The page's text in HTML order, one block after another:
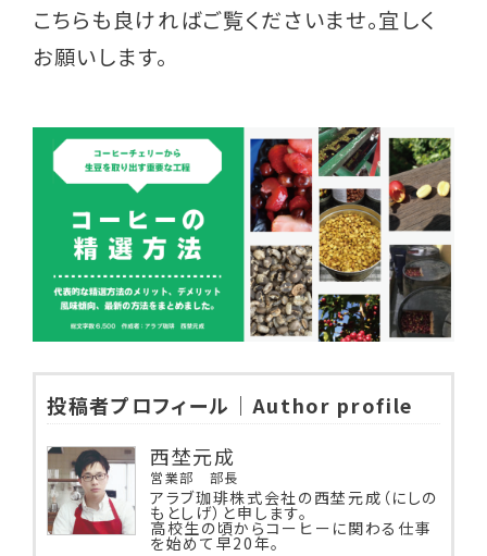
こちらも良ければご覧くださいませ。宜しく
お願いします。
投稿者プロフィール｜Author profile
西埜元成
営業部 部長
アラブ珈琲株式会社の西埜元成（にしの
もとしげ）と申します。
高校生の頃からコーヒーに関わる仕事
を始めて早20年。